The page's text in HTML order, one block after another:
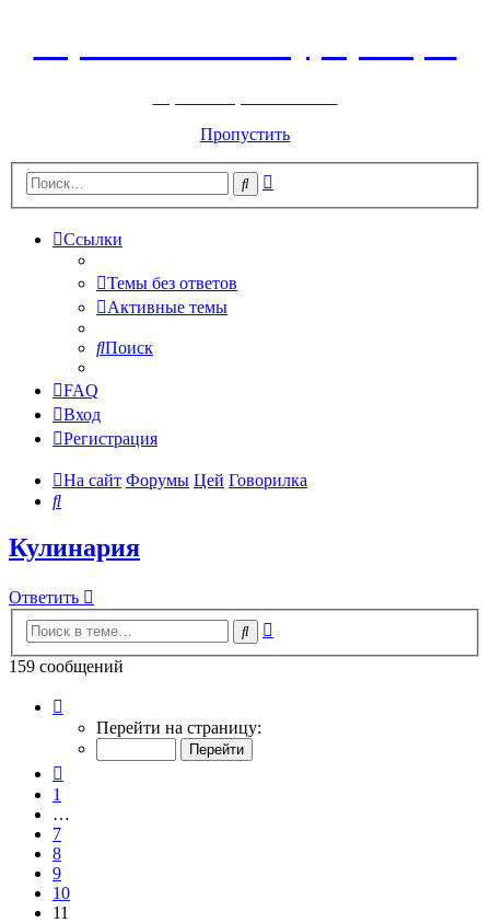
Пропустить
Поиск
Ссылки
Темы без ответов
Активные темы
Поиск
FAQ
Вход
Регистрация
На сайт Форумы Цей Говорилка
Поиск
Кулинария
Ответить
Поиск
159 сообщений
Перейти на страницу:
1
…
7
8
9
10
11